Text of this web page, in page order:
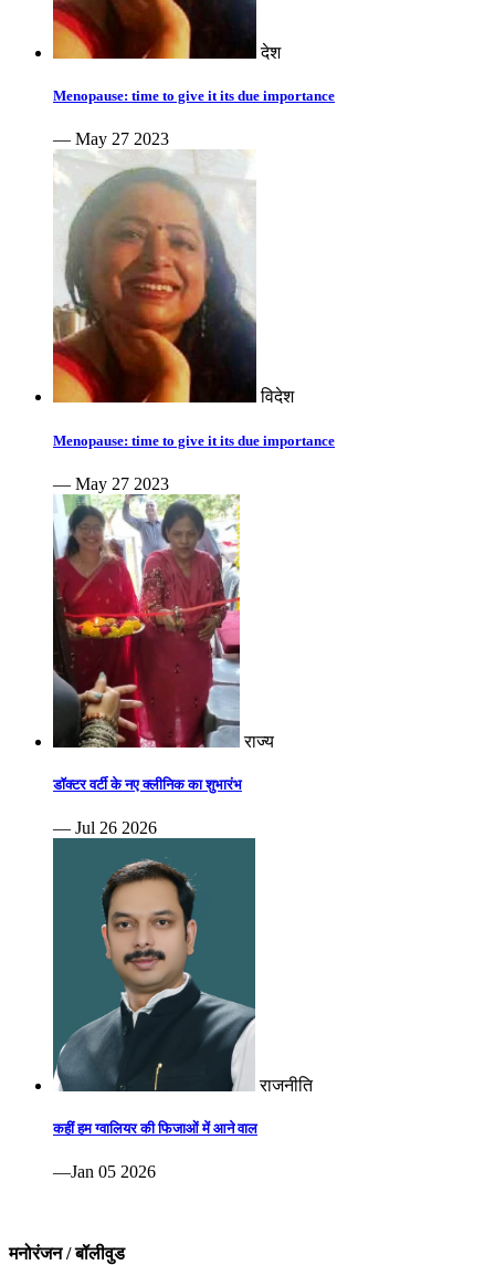
देश
Menopause: time to give it its due importance
— May 27 2023
विदेश
Menopause: time to give it its due importance
— May 27 2023
राज्य
डॉक्टर वर्टी के नए क्लीनिक का शुभारंभ
— Jul 26 2026
राजनीति
कहीं हम ग्वालियर की फिजाओं में आने वाल
—Jan 05 2026
मनोरंजन / बॉलीवुड